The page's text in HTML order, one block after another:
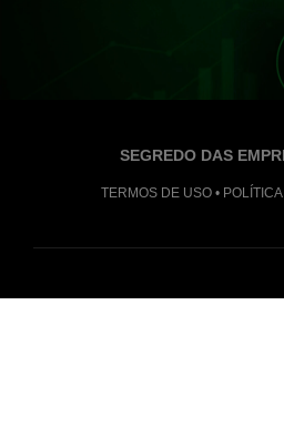
SEGREDO DAS
TERMOS DE USO•POLÍTICA